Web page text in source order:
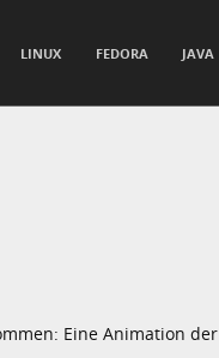
LINUX FEDORA JAVA
Eine Animation der